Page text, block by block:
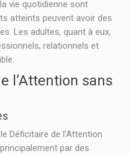
vie quotidienne sont
atteints peuvent avoir des
Les adultes, quant à eux,
relationnels et
l’Attention sans
Déficitaire de l’Attention
par des